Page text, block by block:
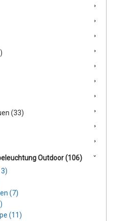
(33)
Outdoor (106)
(7)
(11)